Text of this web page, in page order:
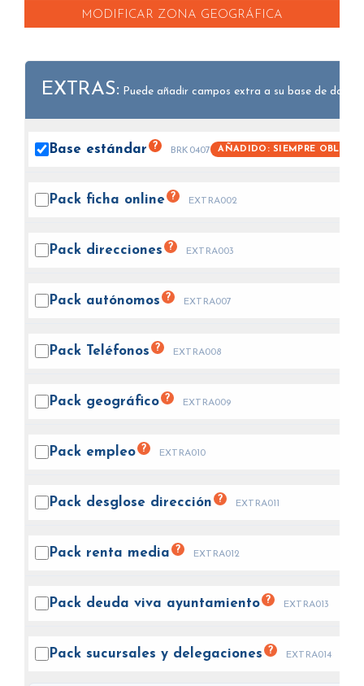
MODIFICAR ZONA GEOGRÁFICA
EXTRAS: Puede añadir campos extra a su base de datos.
Base estándar ? BRK0407 AÑADIDO: SIEMPRE
Pack ficha online ? EXTRA002
Pack direcciones ? EXTRA003
Pack autónomos ? EXTRA007
Pack Teléfonos ? EXTRA008
Pack geográfico ? EXTRA009
Pack empleo ? EXTRA010
Pack desglose dirección ? EXTRA011
Pack renta media ? EXTRA012
Pack deuda viva ayuntamiento ? EXTRA013
Pack sucursales y delegaciones ? EXTRA014